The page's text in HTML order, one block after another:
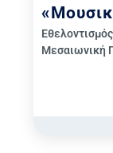
Μεσαιωνική